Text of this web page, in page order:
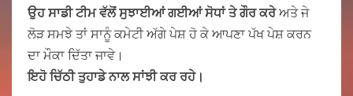
ਉਹ ਸਾਡੀ ਟੀਮ ਵੱਲੋਂ ਸੁਝਾਈਆਂ ਗਈਆਂ ਸੋਧਾਂ ਤੇ ਗੌਰ ਕਰੇਅਤੇ ਜੇ
ਲੋੜ ਸਮਝੇ ਤਾਂ ਸਾਨੂੰ ਕਮੇਟੀ ਅੱਗੇ ਪੇਸ਼ ਹੋ ਕੇ ਆਪਣਾ ਪੱਖ ਪੇਸ਼ ਕਰਨ
ਦਾ ਮੌਕਾ ਦਿੱਤਾ ਜਾਵੇ।
ਇਹੋ ਚਿੱਠੀ ਤੁਹਾਡੇ ਨਾਲ ਸਾਂਝੀ ਕਰ ਰਹੇ।